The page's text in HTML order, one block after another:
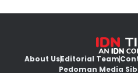
About UsEditorial Team
Pedoman Media